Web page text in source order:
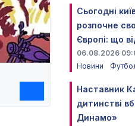
Сьогодні
розпочне
Європі: що
06.08.2026
Новини
Наставник
дитинстві
Динамо»